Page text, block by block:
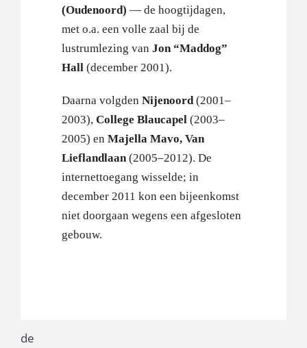
(Oudenoord) — de hoogtijdagen,
met o.a. een volle zaal bij de
lustrumlezing van Jon “Maddog”
Hall (december 2001).
Daarna volgden Nijenoord(2001–
2003), College Blaucapel (2003–
2005) en Majella Mavo, Van
Lieflandlaan(2005–2012). De
internettoegang wisselde; in
december 2011 kon een bijeenkomst
niet doorgaan wegens een afgesloten
gebouw.
de